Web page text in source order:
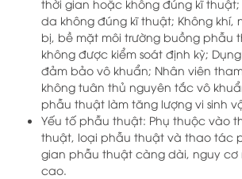
thời gian hoặc không đúng kĩ thuật;
da không đúng kĩ thuật; Không khí,
bị, bề mặt môi trường buồng phẫu
không được kiểm soát định kỳ;
đảm bảo vô khuẩn; Nhân viên
không tuân thủ nguyên tắc vô
phẫu thuật làm tăng lượng vi sinh
Yếu tố phẫu thuật: Phụ thuộc vào
thuật, loại phẫu thuật và thao tác
gian phẫu thuật càng dài, nguy cơ
cao.